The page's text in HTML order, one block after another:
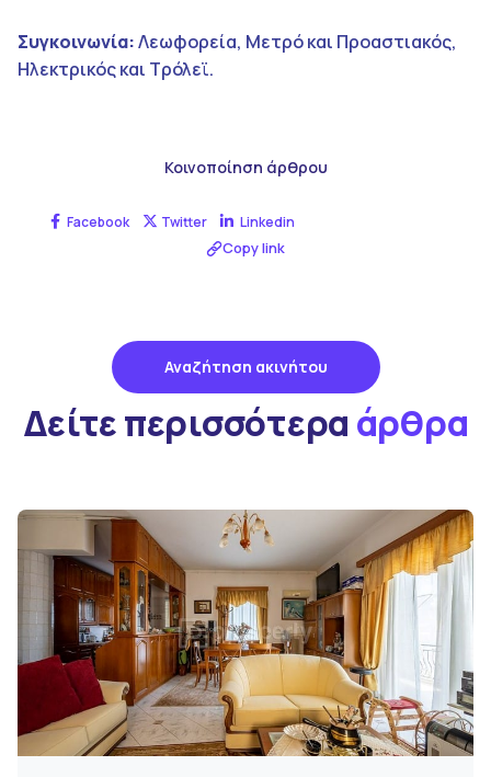
Συγκοινωνία:Λεωφορεία, Μετρό και Προαστιακός,
Ηλεκτρικός και Τρόλεϊ.
Κοινοποίηση άρθρου
Facebook Twitter Linkedin
Copy link
Αναζήτηση ακινήτου
Δείτε περισσότερα άρθρα